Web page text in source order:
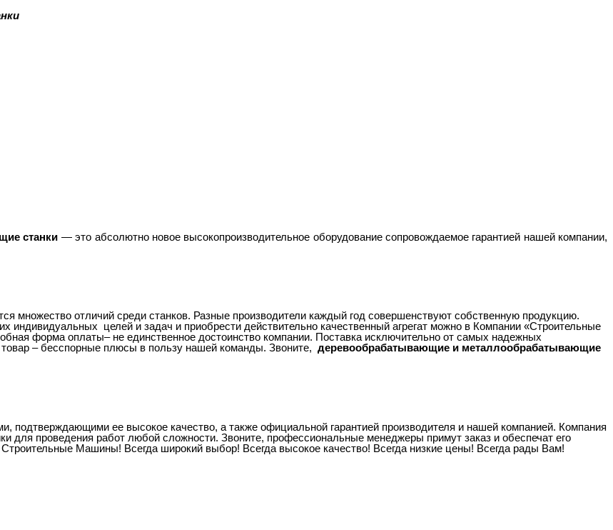
станки — это абсолютно новое высокопроизводительное оборудование сопровождаемое гарантией нашей компании,
множество отличий среди станков. Разные производители каждый год совершенствуют собственную продукцию.
индивидуальных целей и задач и приобрести действительно качественный агрегат можно в Компании «Строительные
форма оплаты– не единственное достоинство компании. Поставка исключительно от самых надежных
товар – бесспорные плюсы в пользу нашей команды. Звоните, деревообрабатывающие и металлообрабатывающие
подтверждающими ее высокое качество, а также официальной гарантией производителя и нашей компанией. Компания
проведения работ любой сложности. Звоните, профессиональные менеджеры примут заказ и обеспечат его
Машины! Всегда широкий выбор! Всегда высокое качество! Всегда низкие цены! Всегда рады Вам!